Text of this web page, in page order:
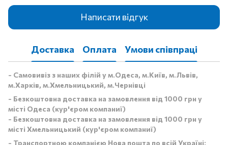
Написати відгук
Доставка Оплата Умови співпраці
- Самовивіз з наших філій у м.Одеса, м.Київ, м.Львів,
м.Харків, м.Хмельницький, м.Чернівці
- Безкоштовна доставка на замовлення від 1000 грн у
місті Одеса (кур'єром компаниї)
- Безкоштовна доставка на замовлення від 1000 грн у
місті Хмельницький (кур'єром компаниї)
- Транспортною компанією Нова пошта по всій Україні: